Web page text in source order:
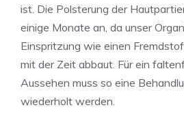
ist. Die Polsterung der
einige Monate an, da unser
Einspritzung wie einen
mit der Zeit abbaut. Für ein
Aussehen muss so eine
wiederholt werden.